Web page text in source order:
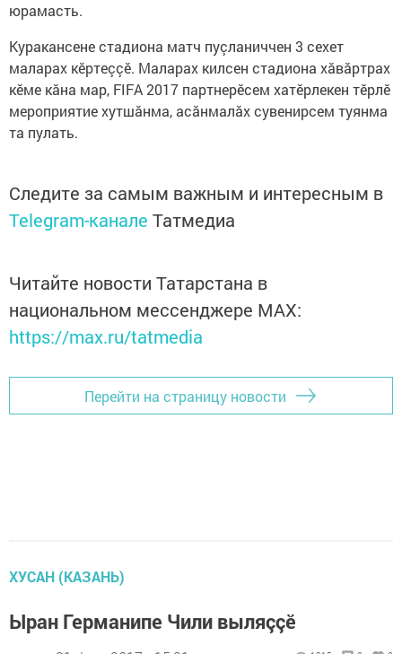
юрамасть.
Куракансене стадиона матч пуçланиччен 3 сехет
маларах кӗртеççӗ. Маларах килсен стадиона хăвăртрах
кӗме кăна мар, FIFA 2017 партнерӗсем хатӗрлекен тӗрлӗ
мероприятие хутшăнма, асăнмалăх сувенирсем туянма
та пулать.
Следите за самым важным и интересным в
Telegram-канале Татмедиа
Читайте новости Татарстана в
национальном мессенджере MАХ:
https://max.ru/tatmedia
Перейти на страницу новости
ХУСАН (КАЗАНЬ)
Ыран Германипе Чили выляççӗ